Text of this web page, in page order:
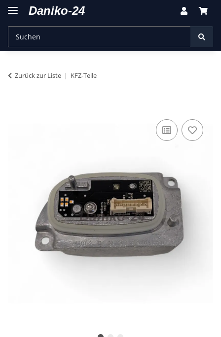
Zurück zur Liste KFZ-Teile